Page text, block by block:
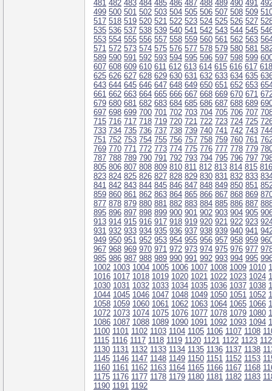
481 482 483 484 485 486 487 488 489 490 491
499 500 501 502 503 504 505 506 507 508 509
517 518 519 520 521 522 523 524 525 526 527
535 536 537 538 539 540 541 542 543 544 545
553 554 555 556 557 558 559 560 561 562 563
571 572 573 574 575 576 577 578 579 580 581
589 590 591 592 593 594 595 596 597 598 599
607 608 609 610 611 612 613 614 615 616 617 618
625 626 627 628 629 630 631 632 633 634 635
643 644 645 646 647 648 649 650 651 652 653
661 662 663 664 665 666 667 668 669 670 671
679 680 681 682 683 684 685 686 687 688 689
697 698 699 700 701 702 703 704 705 706 707
715 716 717 718 719 720 721 722 723 724 725
733 734 735 736 737 738 739 740 741 742 743
751 752 753 754 755 756 757 758 759 760 761
769 770 771 772 773 774 775 776 777 778 779
787 788 789 790 791 792 793 794 795 796 797
805 806 807 808 809 810 811 812 813 814 815 816
823 824 825 826 827 828 829 830 831 832 833
841 842 843 844 845 846 847 848 849 850 851
859 860 861 862 863 864 865 866 867 868 869
877 878 879 880 881 882 883 884 885 886 887
895 896 897 898 899 900 901 902 903 904 905
913 914 915 916 917 918 919 920 921 922 923
931 932 933 934 935 936 937 938 939 940 941
949 950 951 952 953 954 955 956 957 958 959
967 968 969 970 971 972 973 974 975 976 977
985 986 987 988 989 990 991 992 993 994 995
1002 1003 1004 1005 1006 1007 1008 1009 1010
1016 1017 1018 1019 1020 1021 1022 1023 1024
1030 1031 1032 1033 1034 1035 1036 1037 1038
1044 1045 1046 1047 1048 1049 1050 1051 1052
1058 1059 1060 1061 1062 1063 1064 1065 1066
1072 1073 1074 1075 1076 1077 1078 1079 1080
1086 1087 1088 1089 1090 1091 1092 1093 1094
1100 1101 1102 1103 1104 1105 1106 1107 1108
1115 1116 1117 1118 1119 1120 1121 1122 1123
1130 1131 1132 1133 1134 1135 1136 1137 1138
1145 1146 1147 1148 1149 1150 1151 1152 1153
1160 1161 1162 1163 1164 1165 1166 1167 1168
1175 1176 1177 1178 1179 1180 1181 1182 1183
1190 1191 1192